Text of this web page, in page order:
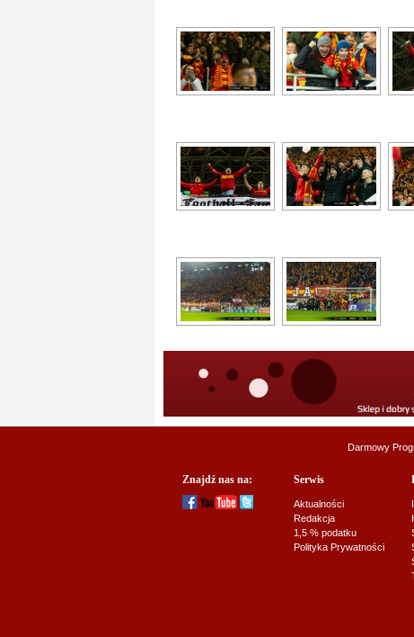
Darmowy
Znajdź nas na: Serwis
Aktualności
Redakcja
1,5 % podatku
Polityka Prywatności